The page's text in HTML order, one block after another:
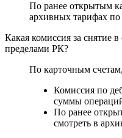
По ранее открытым
архивных тарифах по
Какая комиссия за снятие
пределами РК?
По карточным
Комиссия по
суммы
По ранее
смотреть в